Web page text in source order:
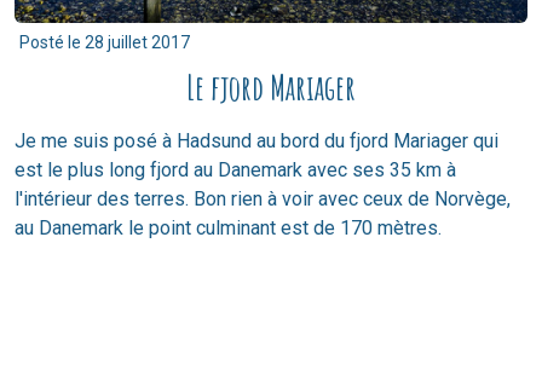
Posté le 28 juillet 2017
Le fjord Mariager
Je me suis posé à Hadsund au bord du fjord Mariager qui
est le plus long fjord au Danemark avec ses 35 km à
l'intérieur des terres. Bon rien à voir avec ceux de Norvège,
au Danemark le point culminant est de 170 mètres.